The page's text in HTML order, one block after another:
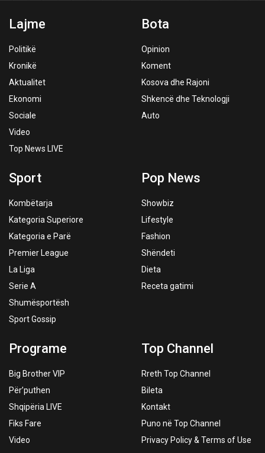
Lajme
Politikë
Kronikë
Aktualitet
Ekonomi
Sociale
Video
Top News LIVE
Bota
Opinion
Koment
Kosova dhe Rajoni
Shkencë dhe Teknologji
Auto
Sport
Kombëtarja
Kategoria Superiore
Kategoria e Parë
Premier League
La Liga
Serie A
Shumësportësh
Sport Gossip
Pop News
Showbiz
Lifestyle
Fashion
Shëndeti
Dieta
Receta gatimi
Programe
Big Brother VIP
Për’puthen
Shqipëria LIVE
Fiks Fare
Video
Top Channel
Rreth Top Channel
Bileta
Kontakt
Puno në Top Channel
Privacy Policy & Terms of Use